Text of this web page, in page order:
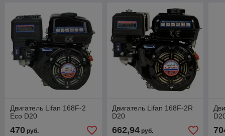
Двигатель Lifan 168F-2
Eco D20
470 руб.
Двигатель Lifan 168F-2R
D20
662,94руб.